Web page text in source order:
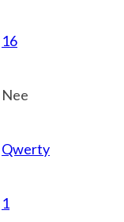
16
Nee
Qwerty
1